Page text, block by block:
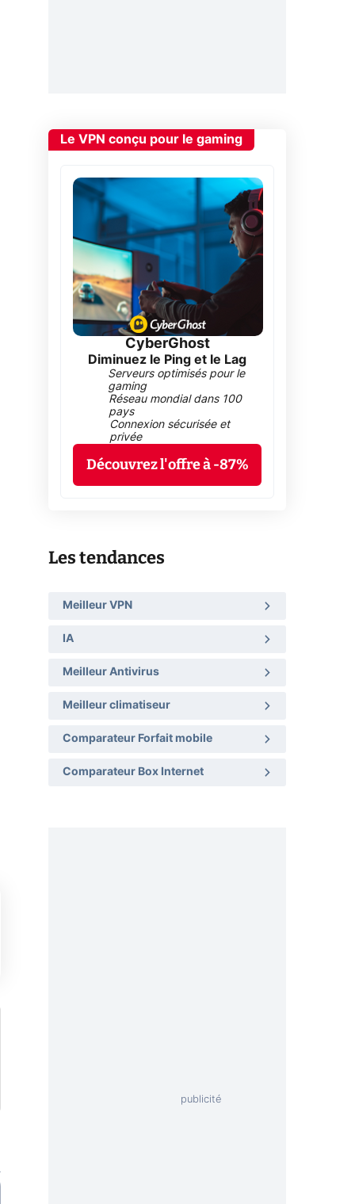
Le VPN conçu pour le gaming
CyberGhost
Diminuez le Ping et le Lag
Serveurs optimisés pour le
gaming
Réseau mondial dans 100
pays
Connexion sécurisée et
privée
Découvrez l'offre à -87%
Les tendances
Meilleur VPN
IA
Meilleur Antivirus
Meilleur climatiseur
Comparateur Forfait mobile
Comparateur Box Internet